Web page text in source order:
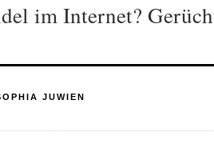
im Internet?
JUWIEN